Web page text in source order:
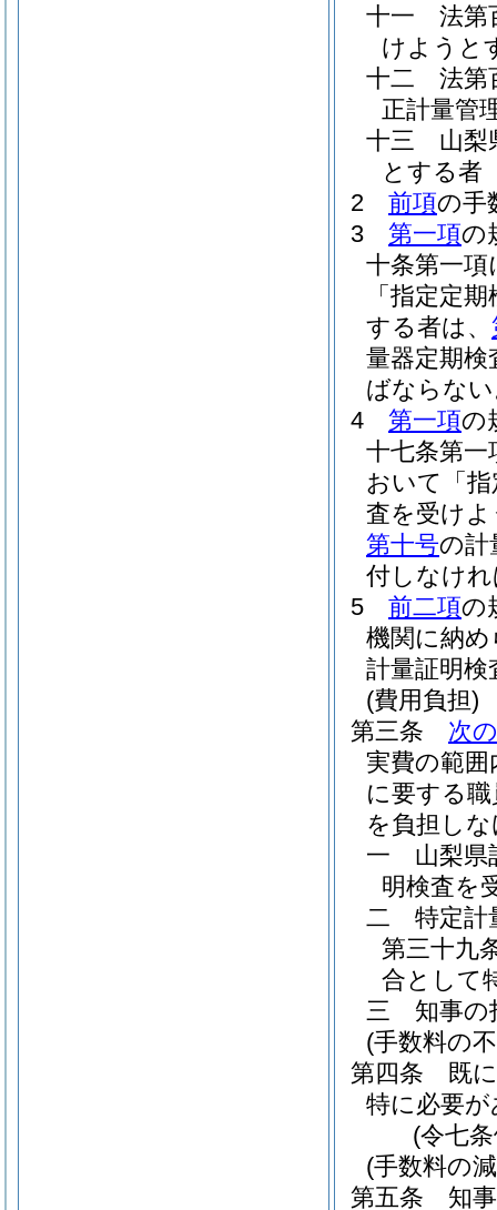
十一
法第
けようと
十二
法第
正計量管
十三
山梨
とする者
2
前項の手
3
第一項の
十条第一項
「指定定
する者は、
量器定期検
ばならな
4
第一項の
十七条第一
おいて「
査を受け
第十号の計
付しなけ
5
前二項の
機関に納
計量証明
(費用負担)
第三条
次
実費の範
に要する
を負担し
一
山梨県
明検査を
二
特定計
第三十九
合として
三
知事の
(手数料の
第四条
既
特に必要
(令七
(手数料の
第五条
知